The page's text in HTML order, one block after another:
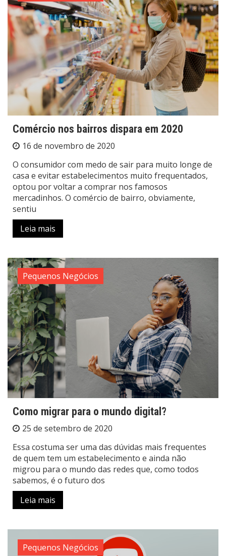
Comércio nos bairros dispara em 2020
16 de novembro de 2020
O consumidor com medo de sair para muito longe de
casa e evitar estabelecimentos muito frequentados,
optou por voltar a comprar nos famosos
mercadinhos. O comércio de bairro, obviamente,
sentiu
Leia mais
Pequenos Negócios
Como migrar para o mundo digital?
25 de setembro de 2020
Essa costuma ser uma das dúvidas mais frequentes
de quem tem um estabelecimento e ainda não
migrou para o mundo das redes que, como todos
sabemos, é o futuro dos
Leia mais
Pequenos Negócios